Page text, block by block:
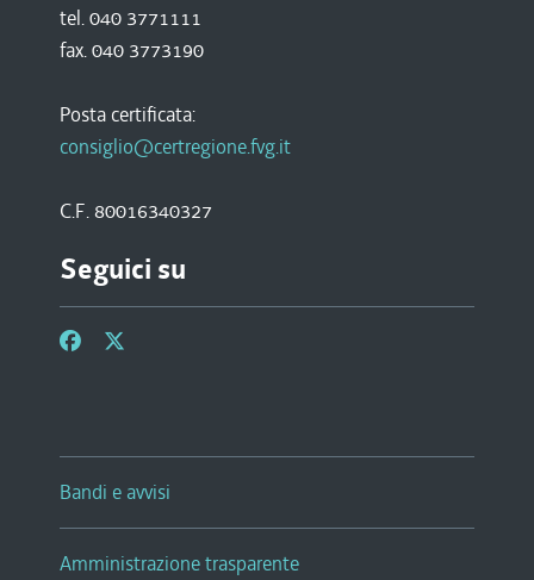
tel. 040 3771111
fax. 040 3773190
Posta certificata:
consiglio@certregione.fvg.it
C.F. 80016340327
Seguici su
Bandi e avvisi
Amministrazione trasparente